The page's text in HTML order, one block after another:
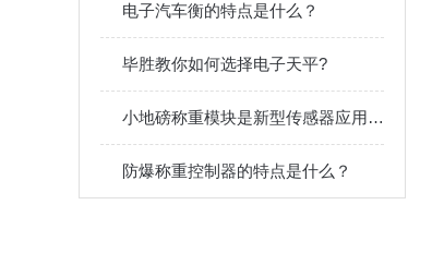
电子汽车衡的特点是什么？
毕胜教你如何选择电子天平?
小地磅称重模块是新型传感器应用结构
防爆称重控制器的特点是什么？